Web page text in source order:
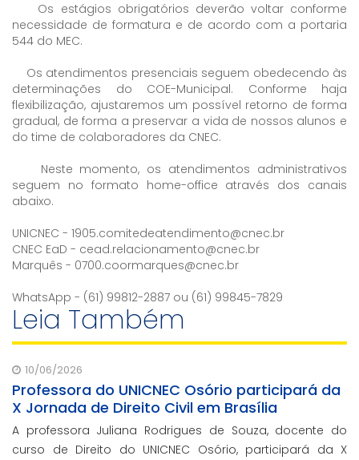
Os estágios obrigatórios deverão voltar conforme
necessidade de formatura e de acordo com a portaria
544 do MEC.
Os atendimentos presenciais seguem obedecendo às
determinações do COE-Municipal. Conforme haja
flexibilização, ajustaremos um possível retorno de forma
gradual, de forma a preservar a vida de nossos alunos e
do time de colaboradores da CNEC.
Neste momento, os atendimentos administrativos
seguem no formato home-office através dos canais
abaixo.
UNICNEC - 1905.comitedeatendimento@cnec.br
CNEC EaD - cead.relacionamento@cnec.br
Marquês - 0700.coormarques@cnec.br
WhatsApp - (61) 99812-2887 ou (61) 99845-7829
Leia Também
10/06/2026
Professora do UNICNEC Osório participará da
X Jornada de Direito Civil em Brasília
A professora Juliana Rodrigues de Souza, docente do
curso de Direito do UNICNEC Osório, participará da X